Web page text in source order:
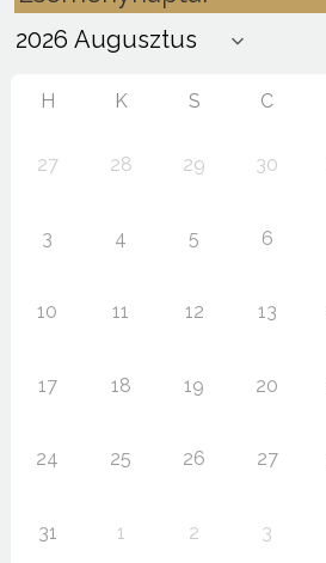
H K S C
27 28 29 30
3 4 5 6
10 11 12 13
17 18 19 20
24 25 26 27
31 1 2 3